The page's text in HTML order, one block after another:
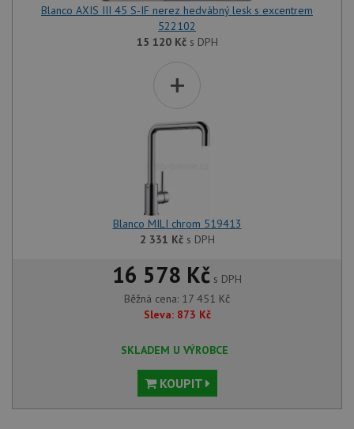
Blanco AXIS III 45 S-IF nerez hedvábný lesk s excentrem
522102
15 120 Kčs DPH
+
Blanco MILI chrom 519413
2 331 Kčs DPH
16 578 Kč s DPH
Běžná cena: 17 451 Kč
Sleva: 873 Kč
SKLADEM U VÝROBCE
KOUPIT